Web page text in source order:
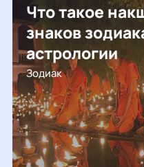
Что такое
знаков
астрологии
Зодиак